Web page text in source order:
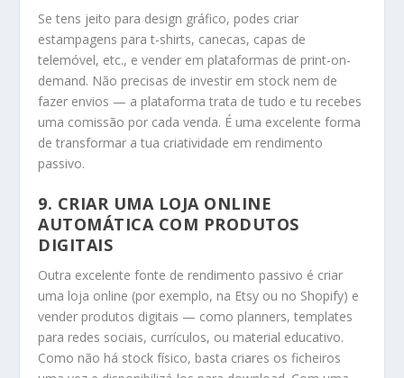
Se tens jeito para design gráfico, podes criar
estampagens para t-shirts, canecas, capas de
telemóvel, etc., e vender em plataformas de print-on-
demand. Não precisas de investir em stock nem de
fazer envios — a plataforma trata de tudo e tu recebes
uma comissão por cada venda. É uma excelente forma
de transformar a tua criatividade em rendimento
passivo.
9. CRIAR UMA LOJA ONLINE
AUTOMÁTICA COM PRODUTOS
DIGITAIS
Outra excelente fonte de rendimento passivo é criar
uma loja online (por exemplo, na Etsy ou no Shopify) e
vender produtos digitais — como planners, templates
para redes sociais, currículos, ou material educativo.
Como não há stock físico, basta criares os ficheiros